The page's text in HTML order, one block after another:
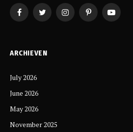
FacebookTwitterInstagramPinterestYouTube
ARCHIEVEN
July 2026
June 2026
May 2026
November 2025